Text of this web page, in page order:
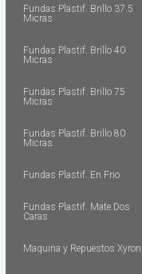
Fundas Plastif. Brillo 37.5
Micras
Fundas Plastif. Brillo 40
Micras
Fundas Plastif. Brillo 75
Micras
Fundas Plastif. Brillo 80
Micras
Fundas Plastif. En Frio
Fundas Plastif. Mate Dos
Caras
Maquina y Repuestos Xyron